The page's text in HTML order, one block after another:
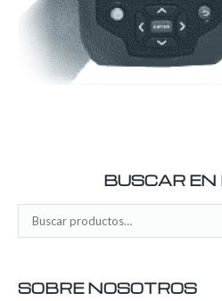
BUSCAR
SOBRE NOSOTROS